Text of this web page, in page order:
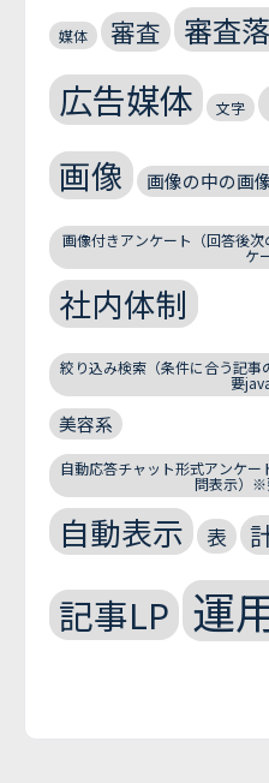
媒体 審査 審査
広告媒体 文字
画像 画像の中の画
画像付きアンケート（回答後
ケ
社内体制
絞り込み検索（条件に合う記
要
美容系
自動応答チャット形式アンケ
問表示）
自動表示 表
記事LP 運